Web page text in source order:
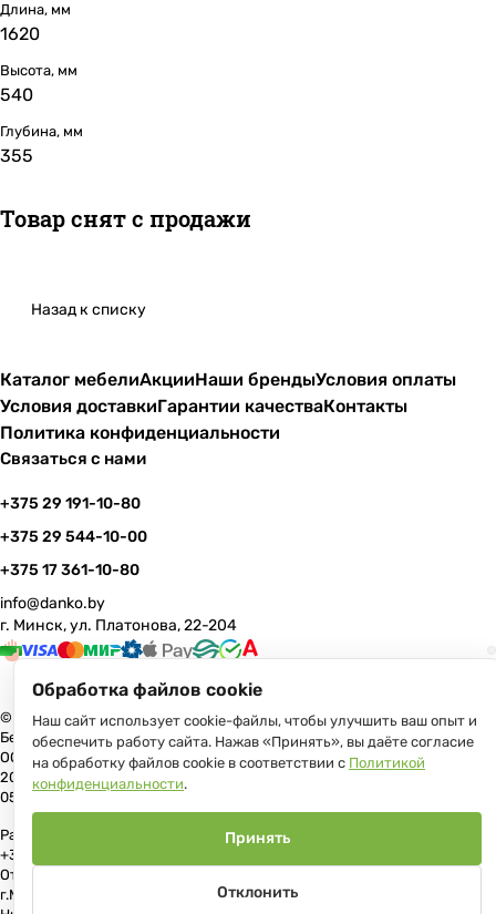
Длина, мм
1620
Высота, мм
540
Глубина, мм
355
Товар снят с продажи
Назад к списку
Каталог мебелиАкцииНаши брендыУсловия оплаты
Условия доставкиГарантии качестваКонтакты
Политика конфиденциальности
Связаться с нами
+375 29 191-10-80
+375 29 544-10-00
+375 17 361-10-80
info@danko.by
г. Минск, ул. Платонова, 22-204
© 2026 Данко Бай: качественная мебель с оперативной доставкой по
Беларуси
ООО «Гранд Парк», юр.адрес: 220005, Минск, ул. Платонова, 22, пом.
204 В торговом реестре с 17 июля 2013 г. Регистрация №191081534,
05.11.2008, Мингорисполком.
Рассмотрение обращений потребителей, телефон +375 (17) 361-10-80,
+375 (29) 191-10-80, +375 (29) 544-10-00, e-mail: info@danko.by
Отдел торговли и услуг Администрации Первомайского района
г.Минска: тел. +375(17)215-14-65, Начальник отдела: Жакович Юлия
Обработка файлов cookie
Наш сайт использует cookie-файлы, чтобы улучшить ваш опыт и
обеспечить работу сайта. Нажав «Принять», вы даёте согласие
на обработку файлов cookie в соответствии с Политикой
конфиденциальности.
Отклонить
Принять